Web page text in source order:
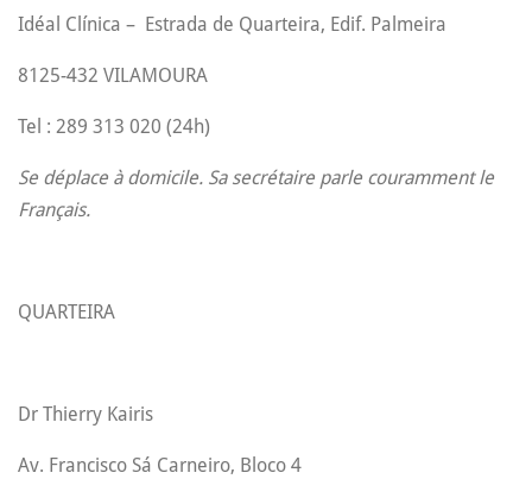
Idéal Clínica – Estrada de Quarteira, Edif. Palmeira
8125-432 VILAMOURA
Tel : 289 313 020 (24h)
Se déplace à domicile. Sa secrétaire parle couramment le
Français.
QUARTEIRA
Dr Thierry Kairis
Av. Francisco Sá Carneiro, Bloco 4